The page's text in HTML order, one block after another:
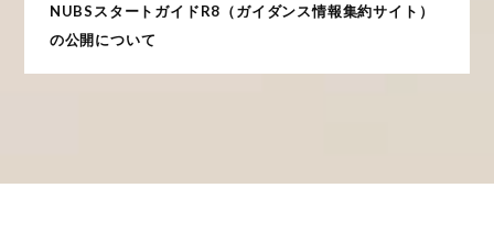
NUBSスタートガイドR8（ガイダンス情報集約サイト）
の公開について